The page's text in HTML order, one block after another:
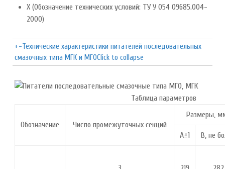
Х (Обозначение технических условий: ТУ У 054 09685.004-
2000)
+-Технические характеристики питателей последовательных
смазочных типа МГК и МГОClick to collapse
Таблица параметров
Обозначение Число промежуточных секций
Размеры,
А±1 В, не